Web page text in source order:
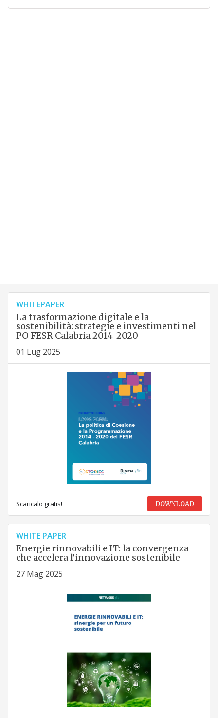
WHITEPAPER
La trasformazione digitale e la
sostenibilità: strategie e investimenti nel
PO FESR Calabria 2014-2020
01 Lug 2025
Scaricalo gratis! DOWNLOAD
WHITE PAPER
Energie rinnovabili e IT: la convergenza
che accelera l’innovazione sostenibile
27 Mag 2025